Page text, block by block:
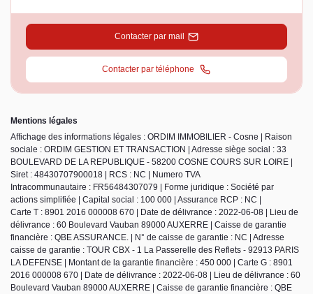
Contacter par mail
Contacter par téléphone
Mentions légales
Affichage des informations légales : ORDIM IMMOBILIER - Cosne | Raison
sociale : ORDIM GESTION ET TRANSACTION | Adresse siège social : 33
BOULEVARD DE LA REPUBLIQUE - 58200 COSNE COURS SUR LOIRE |
Siret : 48430707900018 | RCS : NC | Numero TVA
Intracommunautaire : FR56484307079 | Forme juridique : Société par
actions simplifiée | Capital social : 100 000 | Assurance RCP : NC |
Carte T : 8901 2016 000008 670 | Date de délivrance : 2022-06-08 | Lieu de
délivrance : 60 Boulevard Vauban 89000 AUXERRE | Caisse de garantie
financière : QBE ASSURANCE. | N° de caisse de garantie : NC | Adresse
caisse de garantie : TOUR CBX - 1 La Passerelle des Reflets - 92913 PARIS
LA DEFENSE | Montant de la garantie financière : 450 000 | Carte G : 8901
2016 000008 670 | Date de délivrance : 2022-06-08 | Lieu de délivrance : 60
Boulevard Vauban 89000 AUXERRE | Caisse de garantie financière : QBE